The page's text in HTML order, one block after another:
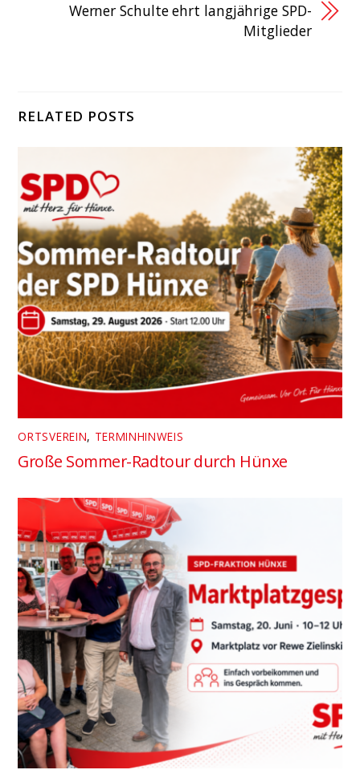
Werner Schulte ehrt langjährige SPD-
Mitglieder
RELATED POSTS
ORTSVEREIN, TERMINHINWEIS
Große Sommer-Radtour durch Hünxe